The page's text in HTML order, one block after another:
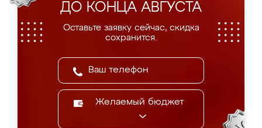
ДО КОНЦА АВГУСТА
Оставьте заявку сейчас, скидка
сохранится.
Желаемый бюджет